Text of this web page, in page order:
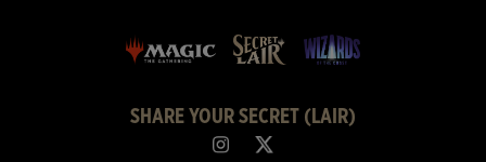
SHARE YOUR SECRET (LAIR)